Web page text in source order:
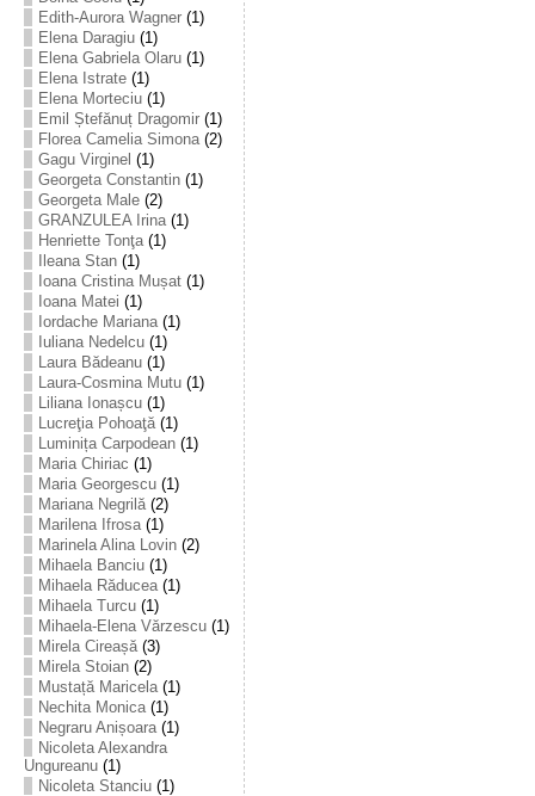
Edith-Aurora Wagner(1)
Elena Daragiu(1)
Elena Gabriela Olaru(1)
Elena Istrate(1)
Elena Morteciu(1)
Emil Ștefănuț Dragomir(1)
Florea Camelia Simona(2)
Gagu Virginel (1)
Georgeta Constantin(1)
Georgeta Male(2)
GRANZULEA Irina(1)
Henriette Tonţa(1)
Ileana Stan(1)
Ioana Cristina Mușat(1)
Ioana Matei (1)
Iordache Mariana(1)
Iuliana Nedelcu(1)
Laura Bădeanu(1)
Laura-Cosmina Mutu(1)
Liliana Ionașcu(1)
Lucreţia Pohoaţă(1)
Luminița Carpodean(1)
Maria Chiriac (1)
Maria Georgescu(1)
Mariana Negrilă(2)
Marilena Ifrosa(1)
Marinela Alina Lovin(2)
Mihaela Banciu(1)
Mihaela Răducea(1)
Mihaela Turcu(1)
Mihaela-Elena Vărzescu(1)
Mirela Cireașă(3)
Mirela Stoian(2)
Mustață Maricela(1)
Nechita Monica(1)
Negraru Anișoara(1)
Nicoleta Alexandra
Ungureanu(1)
Nicoleta Stanciu(1)